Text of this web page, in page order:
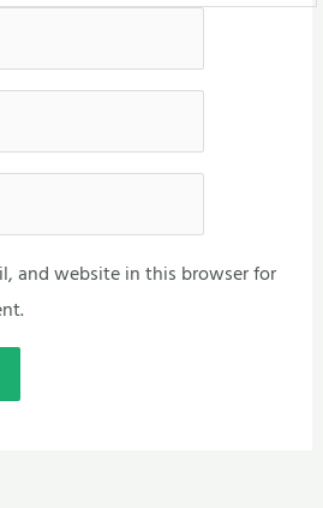
and website in this browser for